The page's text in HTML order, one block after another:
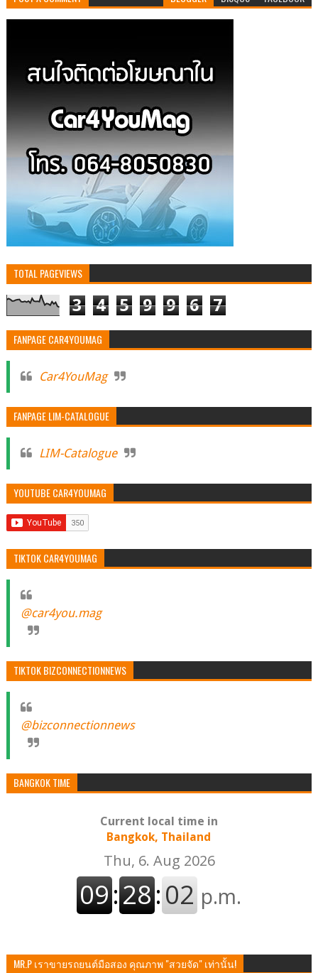
TOTAL PAGEVIEWS
3 4 5 9 9 6 7
FANPAGE CAR4YOUMAG
Car4YouMag
FANPAGE LIM-CATALOGUE
LIM-Catalogue
YOUTUBE CAR4YOUMAG
TIKTOK CAR4YOUMAG
@car4you.mag
TIKTOK BIZCONNECTIONNEWS
@bizconnectionnews
BANGKOK TIME
Current local time in
Bangkok, Thailand
MR.P เราขายรถยนต์มือสอง คุณภาพ "สวยจัด" เท่านั้น!